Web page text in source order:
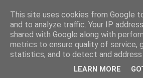
SERIATIM
This site uses cookies from Google
and to analyze traffic. Your IP
shared with Google along with
metrics to ensure quality of service,
statistics, and to detect and address
LEARN MORE